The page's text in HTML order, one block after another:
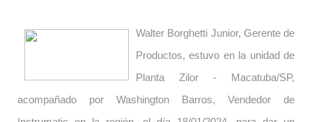
Walter Borghetti Junior, Gerente de
Productos, estuvo en la unidad de
Planta Zilor - Macatuba/SP,
acompañado por Washington Barros, Vendedor de